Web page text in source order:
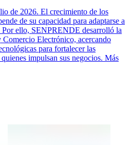
de 2026. El crecimiento de los
de su capacidad para adaptarse a
Por ello, SENPRENDE desarrolló la
Electrónico, acercando
para fortalecer las
impulsan sus negocios. Más